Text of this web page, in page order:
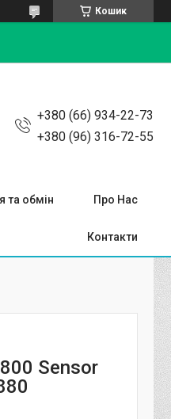
Кошик
+380 (66) 934-22-73
+380 (96) 316-72-55
та обмін Про Нас
Контакти
Sensor